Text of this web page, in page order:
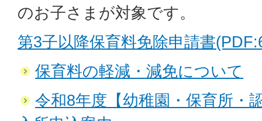
のお子さまが対象です。
第3子以降保育料免除申請書
保育料の軽減・減免について
令和8年度【幼稚園・保育所・